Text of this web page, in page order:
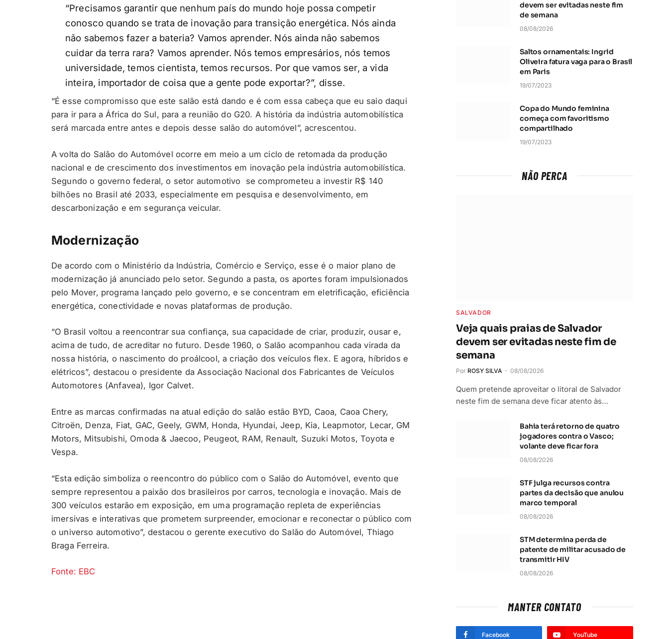
“Precisamos garantir que nenhum país do mundo hoje possa competir
conosco quando se trata de inovação para transição energética. Nós ainda
não sabemos fazer a bateria? Vamos aprender. Nós ainda não sabemos
cuidar da terra rara? Vamos aprender. Nós temos empresários, nós temos
universidade, temos cientista, temos recursos. Por que vamos ser, a vida
inteira, importador de coisa que a gente pode exportar?”, disse.
“É esse compromisso que este salão está dando e é com essa cabeça que eu saio daqui
para ir para a África do Sul, para a reunião do G20. A história da indústria automobilística
será marcada entre antes e depois desse salão do automóvel”, acrescentou.
A volta do Salão do Automóvel ocorre em meio a um ciclo de retomada da produção
nacional e de crescimento dos investimentos em inovação pela indústria automobilística.
Segundo o governo federal, o setor automotivo se comprometeu a investir R$ 140
bilhões no Brasil até 2033, especialmente em pesquisa e desenvolvimento, em
descarbonização e em segurança veicular.
Modernização
De acordo com o Ministério da Indústria, Comércio e Serviço, esse é o maior plano de
modernização já anunciado pelo setor. Segundo a pasta, os aportes foram impulsionados
pelo Mover, programa lançado pelo governo, e se concentram em eletrificação, eficiência
energética, conectividade e novas plataformas de produção.
“O Brasil voltou a reencontrar sua confiança, sua capacidade de criar, produzir, ousar e,
acima de tudo, de acreditar no futuro. Desde 1960, o Salão acompanhou cada virada da
nossa história, o nascimento do proálcool, a criação dos veículos flex. E agora, híbridos e
elétricos”, destacou o presidente da Associação Nacional dos Fabricantes de Veículos
Automotores (Anfavea), Igor Calvet.
Entre as marcas confirmadas na atual edição do salão estão BYD, Caoa, Caoa Chery,
Citroën, Denza, Fiat, GAC, Geely, GWM, Honda, Hyundai, Jeep, Kia, Leapmotor, Lecar, GM
Motors, Mitsubishi, Omoda & Jaecoo, Peugeot, RAM, Renault, Suzuki Motos, Toyota e
Vespa.
“Esta edição simboliza o reencontro do público com o Salão do Automóvel, evento que
sempre representou a paixão dos brasileiros por carros, tecnologia e inovação. Mais de
300 veículos estarão em exposição, em uma programação repleta de experiências
imersivas e interativas que prometem surpreender, emocionar e reconectar o público com
o universo automotivo”, destacou o gerente executivo do Salão do Automóvel, Thiago
Braga Ferreira.
Fonte: EBC
devem ser evitadas neste fim
de semana
08/08/2026
Saltos ornamentais: Ingrid
Oliveira fatura vaga para o Brasil
em Paris
19/07/2023
Copa do Mundo feminina
começa com favoritismo
compartilhado
19/07/2023
NÃO PERCA
SALVADOR
Veja quais praias de Salvador
devem ser evitadas neste fim de
semana
Por ROSY SILVA 08/08/2026
Quem pretende aproveitar o litoral de Salvador
neste fim de semana deve ficar atento às…
Bahia terá retorno de quatro
jogadores contra o Vasco;
volante deve ficar fora
08/08/2026
STF julga recursos contra
partes da decisão que anulou
marco temporal
08/08/2026
STM determina perda de
patente de militar acusado de
transmitir HIV
08/08/2026
MANTER CONTATO
Facebook YouTube